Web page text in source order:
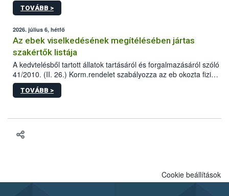
tervezett új épületébe.
TOVÁBB >
2026. július 6, hétfő
Az ebek viselkedésének megítélésében jártas
szakértők listája
A kedvtelésből tartott állatok tartásáról és forgalmazásáról szóló
41/2010. (II. 26.) Korm.rendelet szabályozza az eb okozta fizikai
sérülés, illetve ennek veszélye keletkezésekor felmerülő
hatósági feladatokat, valamint a veszélyes eb tartását és annak
TOVÁBB >
Cookie beállítások